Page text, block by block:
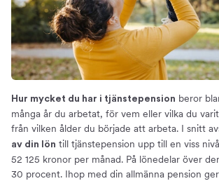
Hur mycket du har i tjänstepension beror
många år du arbetat, för vem eller vilka du
från vilken ålder du började att arbeta. I snitt
av din lön till tjänstepension upp till en viss
52 125 kronor per månad. På lönedelar över
30 procent. Ihop med din allmänna pension